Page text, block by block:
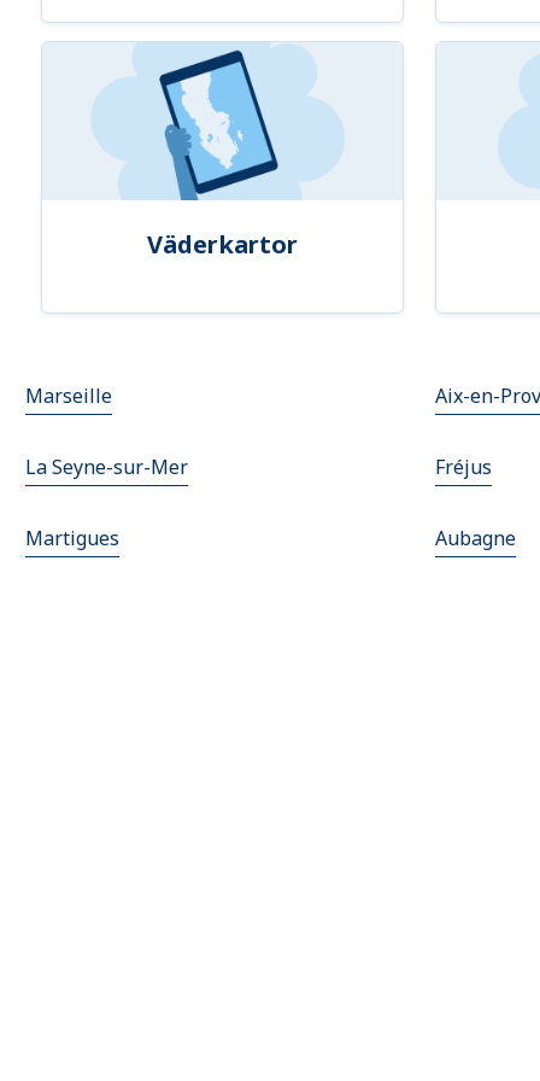
Väderkartor
Marseille Aix-en-
La Seyne-sur-Mer Fréjus
Martigues Aubagne